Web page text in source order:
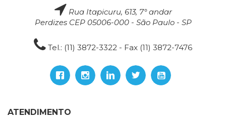
Rua Itapicuru, 613, 7° andar
Perdizes CEP 05006-000 - São Paulo - SP
Tel.: (11) 3872-3322 - Fax (11) 3872-7476
ATENDIMENTO